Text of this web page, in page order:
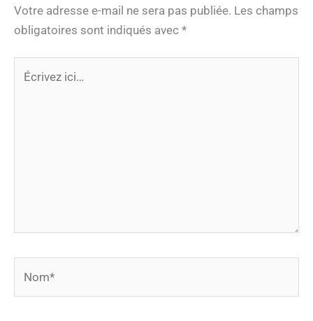
Votre adresse e-mail ne sera pas publiée. Les champs
obligatoires sont indiqués avec *